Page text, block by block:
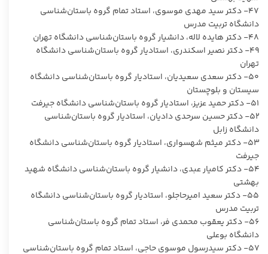
۴۷- دکتر سید مهدی موسوی، استاد تمام گروه باستان‌شناسی
دانشگاه تربیت مدرس
۴۸- دکتر هایده لاله، دانشیار گروه باستان‌شناسی دانشگاه تهران
۴۹- دکتر نصیر اسکندری، استادیار گروه باستان‌شناسی دانشگاه
تهران
۵۰- دکتر سعدی سعیدیان، استادیار گروه باستان‌شناسی دانشگاه
سیستان و بلوچستان
۵۱- دکتر حمید عزیز، استادیار گروه باستان‌شناسی دانشگاه جیرفت
۵۲- دکتر حسین سرحدی دادیان، استادیار گروه باستان‌شناسی
دانشگاه زابل
۵۳- دکتر میثم شهسواری، استادیار گروه باستان‌شناسی دانشگاه
جیرفت
۵۴- دکتر کامیار عبدی، دانشیار گروه باستان‌شناسی دانشگاه شهید
بهشتی
۵۵- دکتر سعید امیرحاجلو، استادیار گروه باستان‌شناسی دانشگاه
تربیت مدرس
۵۶- دکتر یعقوب محمدی فر، استاد تمام گروه باستان‌شناسی
دانشگاه بوعلی
۵۷- دکتر سیدرسول موسوی حاجی، استاد تمام گروه باستان‌شناسی